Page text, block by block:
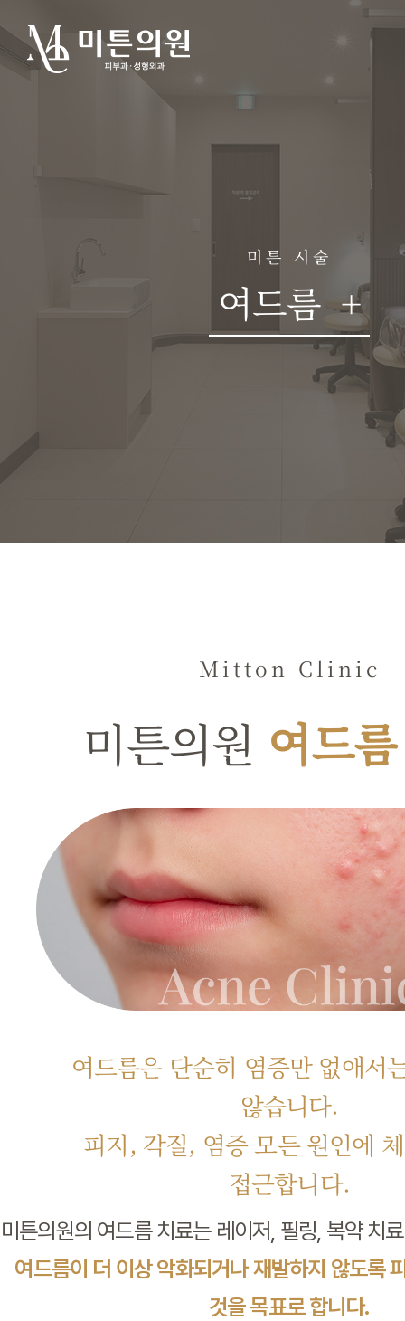
미튼 시술
여드름 +
Mitton Clinic
미튼의원 여드
여드름은 단순히 염증만 없애서
않습니다.
피지, 각질, 염증 모든 원인에
접근합니다.
미튼의원의 여드름 치료는 레이저, 필링, 복약 치
여드름이 더 이상 악화되거나 재발하지 않도록
것을 목표로 합니다.